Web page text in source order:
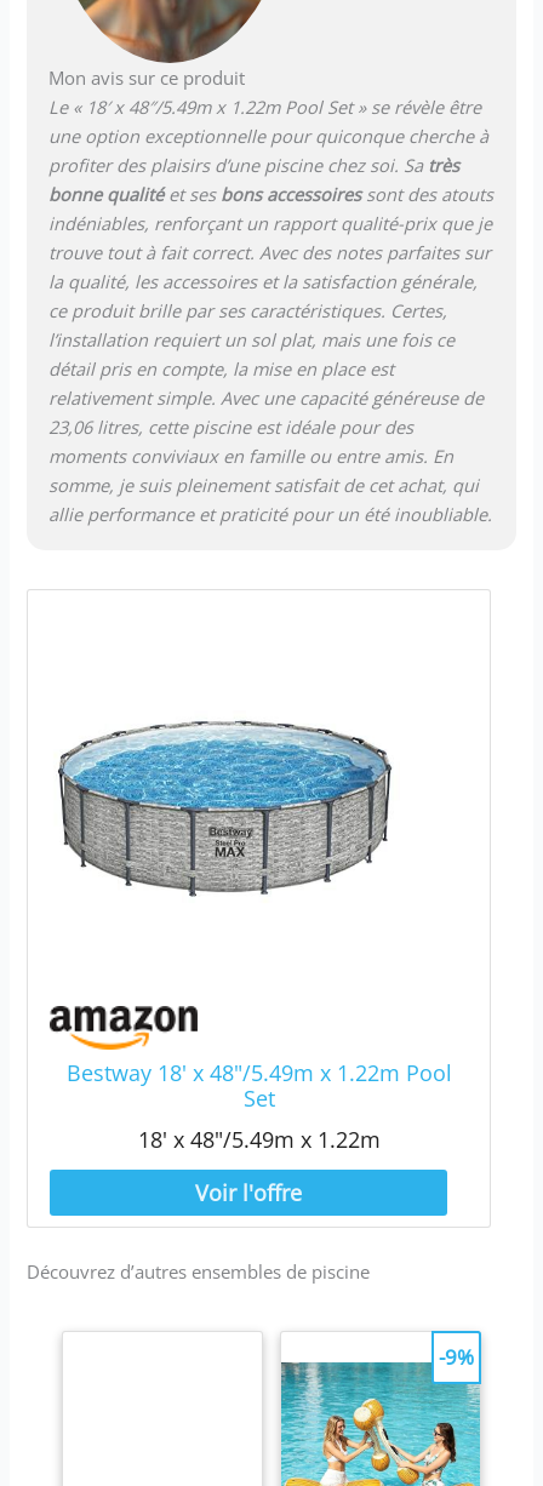
Mon avis sur ce produit
Le « 18′ x 48″/5.49m x 1.22m Pool Set » se révèle être
une option exceptionnelle pour quiconque cherche à
profiter des plaisirs d’une piscine chez soi. Sa très
bonne qualitéet ses bons accessoiressont des atouts
indéniables, renforçant un rapport qualité-prix que je
trouve tout à fait correct. Avec des notes parfaites sur
la qualité, les accessoires et la satisfaction générale,
ce produit brille par ses caractéristiques. Certes,
l’installation requiert un sol plat, mais une fois ce
détail pris en compte, la mise en place est
relativement simple. Avec une capacité généreuse de
23,06 litres, cette piscine est idéale pour des
moments conviviaux en famille ou entre amis. En
somme, je suis pleinement satisfait de cet achat, qui
allie performance et praticité pour un été inoubliable.
Bestway 18' x 48"/5.49m x 1.22m Pool
Set
18' x 48"/5.49m x 1.22m
Découvrez d’autres ensembles de piscine
-9%